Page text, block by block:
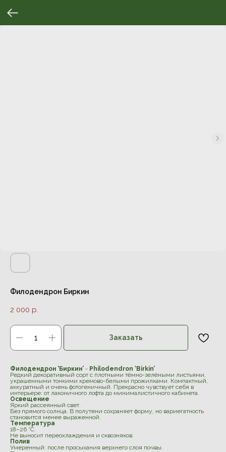
Филодендрон Биркин
2 000 р.
Заказать
Филодендрон ‘Биркин’ - Philodendron ‘Birkin’
Редкий декоративный сорт с плотными тёмно-зелёными листьями,
украшенными тонкими кремово-белыми прожилками. Компактный,
аккуратный и очень фотогеничный. Прекрасно чувствует себя в
интерьере: от лаконичного лофта до минималистичного кабинета.
Освещение
Яркий рассеянный свет.
Без прямого солнца. В полутени сохраняет форму, но вариегатность
становится менее выраженной.
Температура
18–26 °C.
Не выносит переохлаждения и сквозняков.
Полив
Умеренный: после просыхания верхнего слоя почвы.